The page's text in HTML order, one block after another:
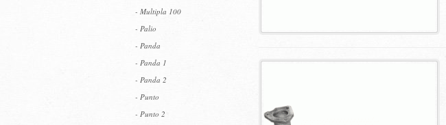
- Multipla 100
- Palio
- Panda
- Panda 1
- Panda 2
- Punto
- Punto 2